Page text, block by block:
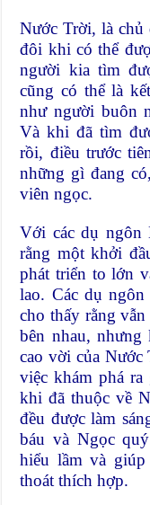
Nước Trời, là chủ
đôi khi có thể
người kia tìm
cũng có thể là
như người buôn
Và khi đã tìm
rồi, điều trước
những gì đang
viên ngọc.
Với các dụ ngôn
rằng một khởi
phát triển to lớn
lao. Các dụ
cho thấy rằng
bên nhau,
cao vời của
việc khám phá
khi đã thuộc về
đều được làm
báu và Ngọc
hiểu lầm và
thoát thích hợp.